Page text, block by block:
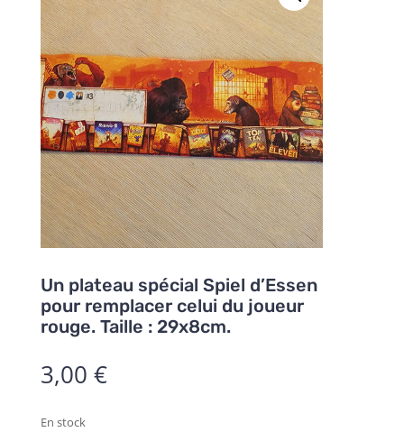
Un plateau spécial Spiel d’Essen
pour remplacer celui du joueur
rouge. Taille : 29x8cm.
3,00 €
En stock